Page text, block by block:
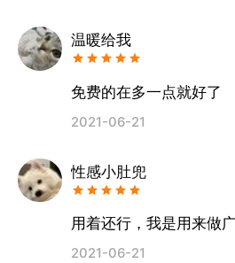
温暖给我
免费的在多一点就好了
2021-06-21
性感小肚兜
用着还行，我是用来做
2021-06-21